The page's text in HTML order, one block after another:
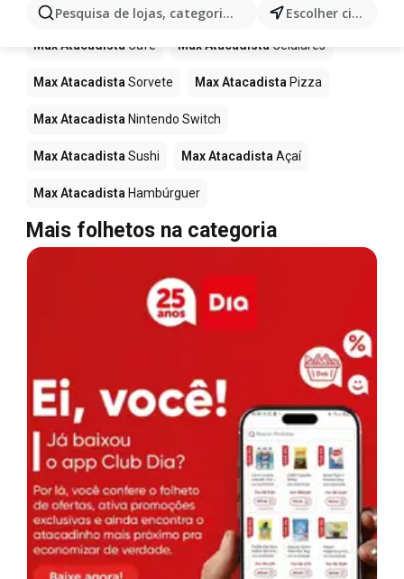
Pesquisa de lojas, categorias,produtos... Escolher cidade
Mais produtos em Max Atacadista
Max Atacadista Café Max Atacadista Celulares
Max Atacadista Sorvete Max Atacadista Pizza
Max Atacadista Nintendo Switch
Max Atacadista Sushi Max Atacadista Açaí
Max Atacadista Hambúrguer
Mais folhetos na categoria